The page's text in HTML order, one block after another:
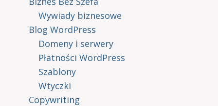
Wywiady biznesowe
Blog WordPress
Domeny i serwery
Płatności WordPress
Szablony
Wtyczki
Copywriting